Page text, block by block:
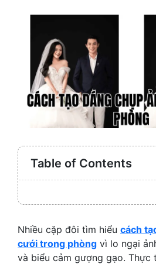
Table of Contents
Nhiều cặp đôi tìm hiểu cách
cưới trong phòng vì lo ngại
và biểu cảm gượng gạo. Thực